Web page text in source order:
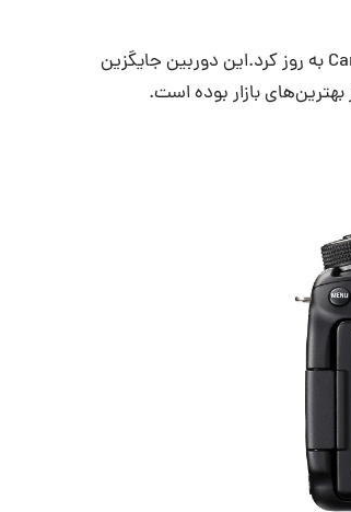
کانن پس از نزدیک به دو سال دوربین‌های رده‌ی متوسط خود را با معرفی Canon 80D به روز کرد.این دوربین جایگزین